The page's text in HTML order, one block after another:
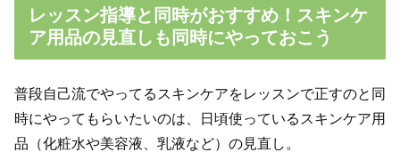
レッスン指導と同時がおすすめ！スキンケ
ア用品の見直しも同時にやっておこう
普段自己流でやってるスキンケアをレッスンで正すのと同
時にやってもらいたいのは、日頃使っているスキンケア用
品（化粧水や美容液、乳液など）の見直し。